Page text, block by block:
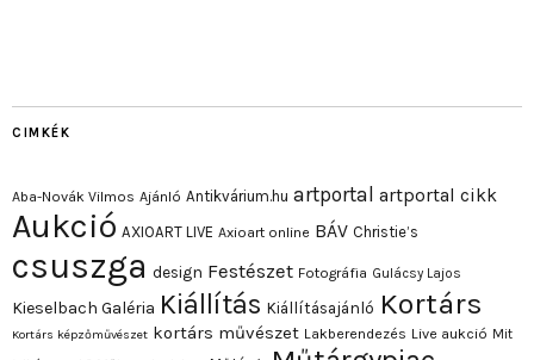
CIMKÉK
Aba-Novák Vilmos Ajánló Antikvárium.hu artportal artportal cikk
Aukció AXIOART LIVE Axioart online BÁV Christie’s
csuszga design Festészet Fotográfia Gulácsy Lajos
Kieselbach Galéria Kiállítás Kiállításajánló Kortárs
Kortárs képzőművészet kortárs művészet Lakberendezés Live aukció Mit